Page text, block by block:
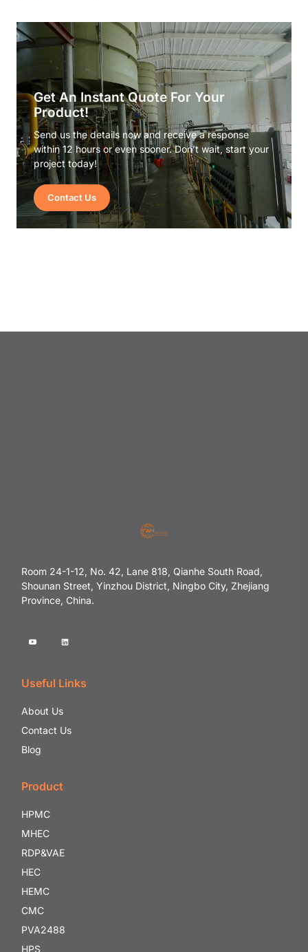
Get An Instant Quote For Your
Product!
Send us the details now and receive a response
within 12 hours or even sooner. Don’t wait, start your
project today!
Contact Us
Room 24-1-12, No. 42, Lane 818, Qianhe South Road,
Shounan Street, Yinzhou District, Ningbo City, Zhejiang
Province, China.
Useful Links
About Us
Contact Us
Blog
Product
HPMC
MHEC
RDP&VAE
HEC
HEMC
CMC
PVA2488
HPS